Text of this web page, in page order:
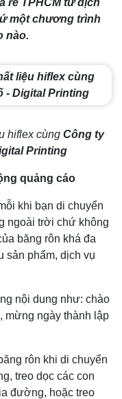
rẻ TPHCM từ dịch
một chương trình
nào.
hiflex cùngCông ty
Printing
quảng cáo
khi bạn di chuyển
ngoài trời chứ không
băng rôn khá đa
sản phẩm, dịch vụ
nội dung như: chào
mừng ngày thành lập
rôn khi di chuyển
treo dọc các con
đường, hoặc treo